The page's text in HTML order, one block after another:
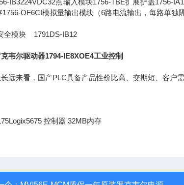
IB3224VDC32点输入模块1756-TBE扩展护盖1756-
1756-OF6CI模拟量输出模块（6路电流输出，每路单独
模块 1791DS-IB12
韦尔驱动器1794-IE8XOE4工业控制
看，国产PLC具备产品性价比高、交期短、客户需
控制器 32MB内存